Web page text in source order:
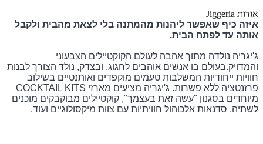
אודות Jiggeria
איזה כיף שאפשר ליהנות מהמתנה בלי לצאת מהבית ולקבל
אותה עד לפתח הבית.
ג'יגריה נולדה מתוך אהבה לעולם הקוקטיילים הצבעוני
והמדויק.בעולם בו אנשים אוהבים לחגוג, ובצדק, נולד הצורך לבנות
חוויות ייחודיות המשלבות טעמים מוקפדים ואותנטיים בשילוב
פרזנטציה ללא פשרות. ג'יגריה מציעים מארזי COCKTAIL KITS
מיוחדים בסגנון "עשה זאת בעצמך", קוקטיילים מבוקבקים מוכנים
לשתיה, סדנאות אלכוהול חוויתיות עם צוות מיקסולוגיים ועוד.